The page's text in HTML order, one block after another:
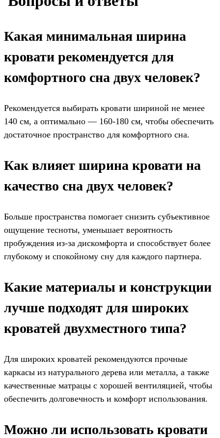
Какая минимальная ширина
кровати рекомендуется для
комфортного сна двух человек?
Рекомендуется выбирать кровати шириной не менее
140 см, а оптимально — 160-180 см, чтобы обеспечить
достаточное пространство для комфортного сна.
Как влияет ширина кровати на
качество сна двух человек?
Больше пространства помогает снизить субъективное
ощущение тесноты, уменьшает вероятность
пробуждения из-за дискомфорта и способствует более
глубокому и спокойному сну для каждого партнера.
Какие материалы и конструкции
лучше подходят для широких
кроватей двухместного типа?
Для широких кроватей рекомендуются прочные
каркасы из натурального дерева или металла, а также
качественные матрацы с хорошей вентиляцией, чтобы
обеспечить долговечность и комфорт использования.
Можно ли использовать кровати